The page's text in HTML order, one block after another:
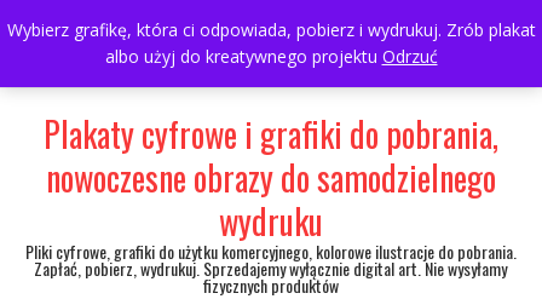
Wybierz grafikę, która ci odpowiada, pobierz i wydrukuj. Zrób plakat
albo użyj do kreatywnego projektu Odrzuć
to
697063361
walulik@gmail.com
My Account
Plakaty cyfrowe i grafiki do pobrania,
nowoczesne obrazy do samodzielnego
wydruku
Pliki cyfrowe, grafiki do użytku komercyjnego, kolorowe ilustracje do pobrania.
Zapłać, pobierz, wydrukuj. Sprzedajemy wyłącznie digital art. Nie wysyłamy
fizycznych produktów